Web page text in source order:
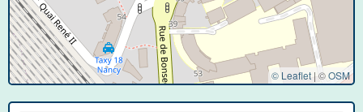
© Leaflet | ©OSM